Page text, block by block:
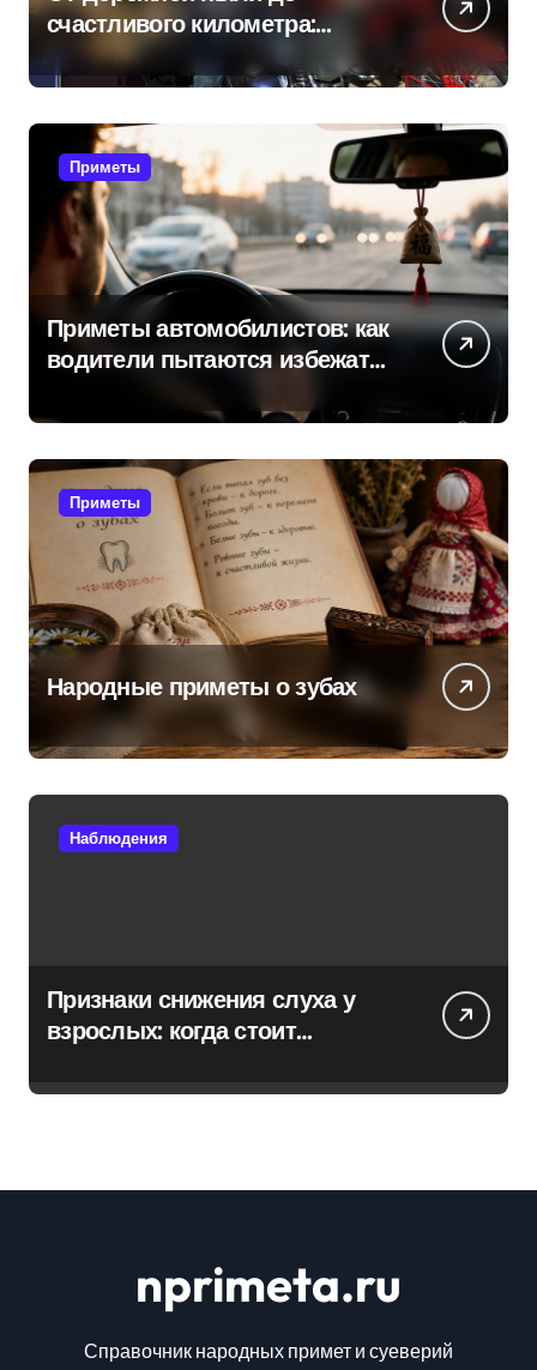
счастливого километра:
самые распространенные
приметы мотоциклистов
Приметы
Приметы автомобилистов: как
водители пытаются избежать
дороге
Приметы
Народные приметы о зубах
Наблюдения
Признаки снижения слуха у
взрослых: когда стоит
nprimeta.ru
Справочник народных примет и суеверий